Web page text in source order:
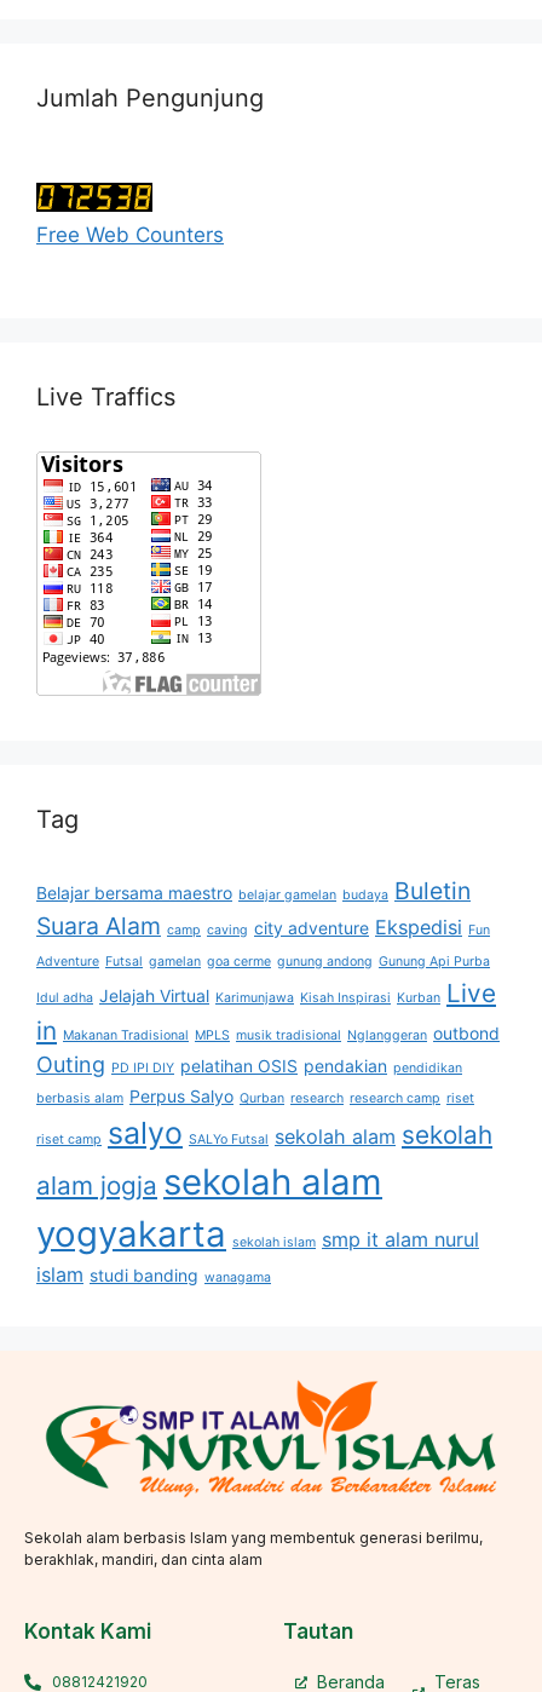
Jumlah Pengunjung
Free Web Counters
Live Traffics
Tag
Belajar bersama maestro belajar gamelan budaya Buletin
Suara Alam camp caving city adventure Ekspedisi Fun
Adventure Futsal gamelan goa cerme gunung andong Gunung Api Purba
Idul adha Jelajah Virtual Karimunjawa Kisah Inspirasi Kurban Live
in Makanan Tradisional MPLS musik tradisional Nglanggeran outbond
Outing PD IPI DIY pelatihan OSIS pendakian pendidikan
berbasis alam Perpus Salyo Qurban research research camp riset
riset camp salyo SALYo Futsal sekolah alam sekolah
alam jogja sekolah alam
yogyakarta sekolah islam smp it alam nurul
islam studi banding wanagama
Sekolah alam berbasis Islam yang membentuk generasi berilmu,
berakhlak, mandiri, dan cinta alam
Kontak Kami
08812421920
Tautan
Beranda Teras